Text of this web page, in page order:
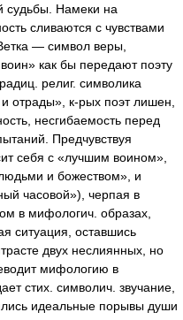
судьбы. Намеки на
сливаются с чувствами
— символ веры,
как бы передают поэту
религ. символика
отрады», к-рых поэт лишен,
несгибаемость перед
Предчувствуя
себя с «лучшим воином»,
и божеством», и
часовой»), черпая в
в мифологич. образах,
ситуация, оставшись
двух неслиянных, но
мифологию в
стих. символич. звучание,
идеальные порывы души